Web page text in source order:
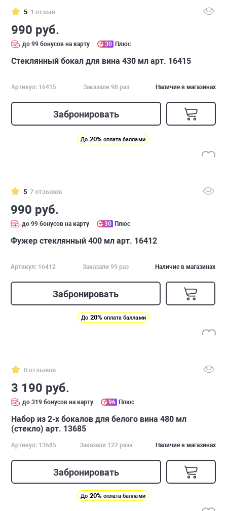
5 1 отзыв
990 руб.
до 99 бонусов на карту 30 Плюс
Стеклянный бокал для вина 430 мл арт. 16415
Артикул: 16415 Заказали 98 раз Наличие в магазинах
Забронировать
До 20% оплата баллами
5 7 отзывов
990 руб.
до 99 бонусов на карту 30 Плюс
Фужер стеклянный 400 мл арт. 16412
Артикул: 16412 Заказали 99 раз Наличие в магазинах
Забронировать
До 20% оплата баллами
0 отзывов
3 190 руб.
до 319 бонусов на карту 96 Плюс
Набор из 2-х бокалов для белого вина 480 мл
(стекло) арт. 13685
Артикул: 13685 Заказали 122 раза Наличие в магазинах
Забронировать
До 20% оплата баллами